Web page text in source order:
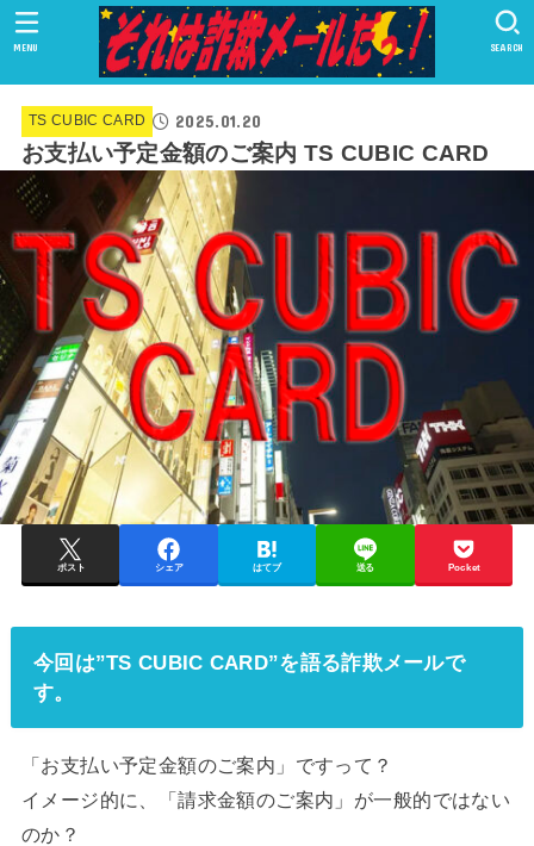
SEARCH
MENU
TS CUBIC CARD 2025.01.20
お支払い予定金額のご案内 TS CUBIC CARD
ポスト シェア はてブ 送る Pocket
今回は”TS CUBIC CARD”を語る詐欺メールで
す。
「お⽀払い予定⾦額のご案内」ですって？
イメージ的に、「請求金額のご案内」が一般的ではない
のか？